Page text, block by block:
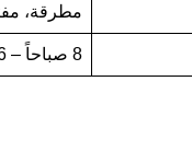
مطرقة،
8 صباحاً – 6 مساءً